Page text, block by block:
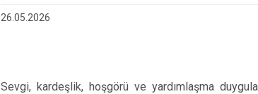
26.05.2026
Sevgi, kardeşlik, hoşgörü ve yardımlaşma